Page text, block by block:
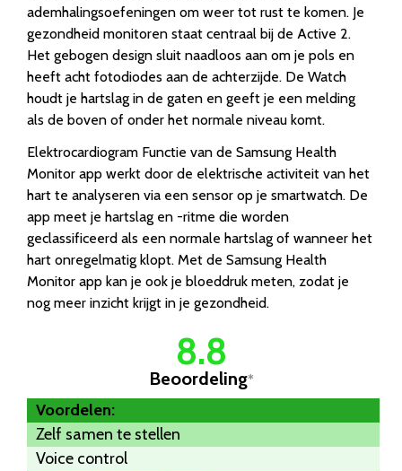
ademhalingsoefeningen om weer tot rust te komen. Je
gezondheid monitoren staat centraal bij de Active 2.
Het gebogen design sluit naadloos aan om je pols en
heeft acht fotodiodes aan de achterzijde. De Watch
houdt je hartslag in de gaten en geeft je een melding
als de boven of onder het normale niveau komt.
Elektrocardiogram Functie van de Samsung Health
Monitor app werkt door de elektrische activiteit van het
hart te analyseren via een sensor op je smartwatch. De
app meet je hartslag en -ritme die worden
geclassificeerd als een normale hartslag of wanneer het
hart onregelmatig klopt. Met de Samsung Health
Monitor app kan je ook je bloeddruk meten, zodat je
nog meer inzicht krijgt in je gezondheid.
8.8
Beoordeling*
Voordelen:
Zelf samen te stellen
Voice control